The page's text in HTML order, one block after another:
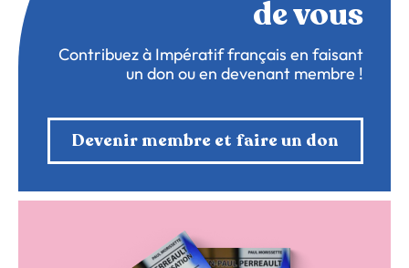
de vous
Contribuez à Impératif français en faisant
un don ou en devenant membre !
Devenir membre et faire un don